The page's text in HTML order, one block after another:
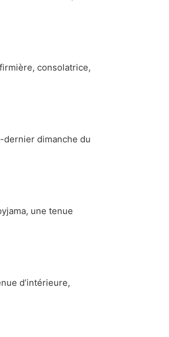
consolatrice,
dernier dimanche du
une tenue
d’intérieure,